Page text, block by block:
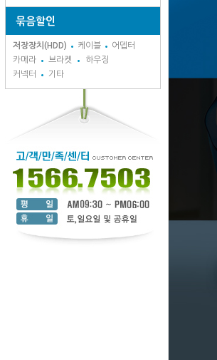
묶음할인
저장장치(HDD) 케이블
어뎁터
카메라
브라켓
하우징
커넥터
기타